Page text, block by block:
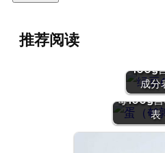
推荐阅读
100g
成分
『蛋（
蛋）』营
每100g营
表